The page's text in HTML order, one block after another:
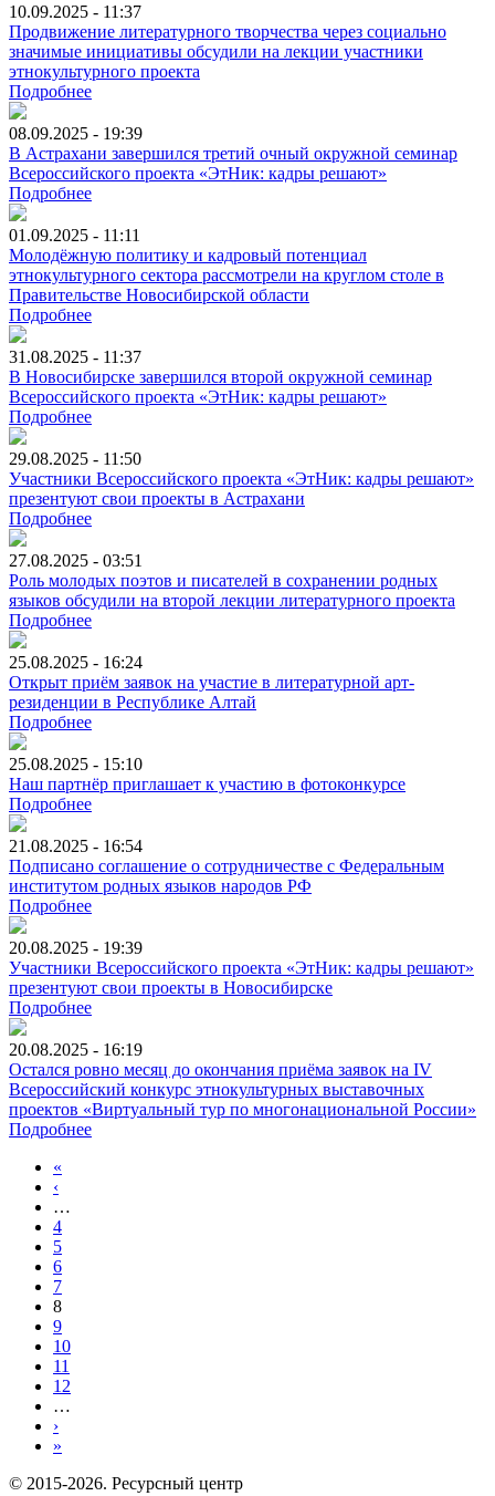
10.09.2025 - 11:37
Продвижение литературного творчества через социально
значимые инициативы обсудили на лекции участники
этнокультурного проекта
Подробнее
08.09.2025 - 19:39
В Астрахани завершился третий очный окружной семинар
Всероссийского проекта «ЭтНик: кадры решают»
Подробнее
01.09.2025 - 11:11
Молодёжную политику и кадровый потенциал
этнокультурного сектора рассмотрели на круглом столе в
Правительстве Новосибирской области
Подробнее
31.08.2025 - 11:37
В Новосибирске завершился второй окружной семинар
Всероссийского проекта «ЭтНик: кадры решают»
Подробнее
29.08.2025 - 11:50
Участники Всероссийского проекта «ЭтНик: кадры решают»
презентуют свои проекты в Астрахани
Подробнее
27.08.2025 - 03:51
Роль молодых поэтов и писателей в сохранении родных
языков обсудили на второй лекции литературного проекта
Подробнее
25.08.2025 - 16:24
Открыт приём заявок на участие в литературной арт-
резиденции в Республике Алтай
Подробнее
25.08.2025 - 15:10
Наш партнёр приглашает к участию в фотоконкурсе
Подробнее
21.08.2025 - 16:54
Подписано соглашение о сотрудничестве с Федеральным
институтом родных языков народов РФ
Подробнее
20.08.2025 - 19:39
Участники Всероссийского проекта «ЭтНик: кадры решают»
презентуют свои проекты в Новосибирске
Подробнее
20.08.2025 - 16:19
Остался ровно месяц до окончания приёма заявок на IV
Всероссийский конкурс этнокультурных выставочных
проектов «Виртуальный тур по многонациональной России»
Подробнее
«
‹
…
4
5
6
7
8
9
10
11
12
…
›
»
© 2015-2026. Ресурсный центр